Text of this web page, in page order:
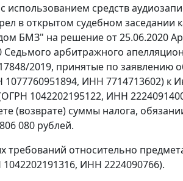
использованием средств
в открытом судебном заседании
БМЗ" на решение от 25.06.2020
арбитражного
2019, принятые по заявлению
ИНН 7714713602) к
1042202195122, ИНН
(возврате) суммы налога,
080 рублей.
требований относительно
ИНН 2224090766).